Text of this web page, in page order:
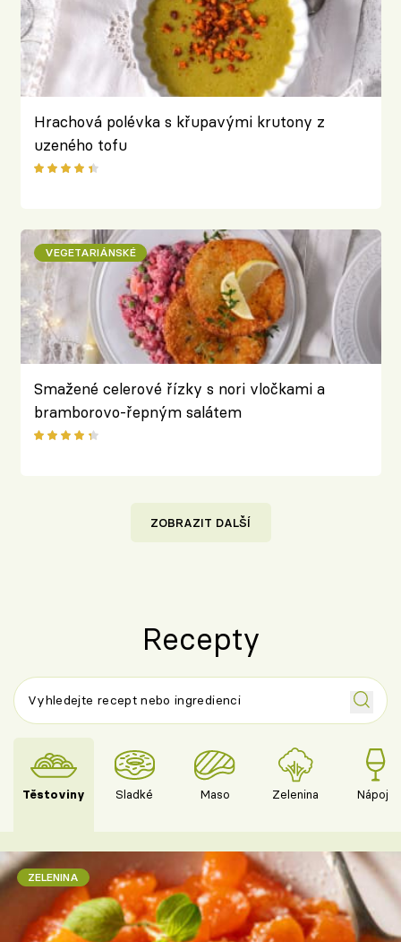
Hrachová polévka s křupavými krutony z
uzeného tofu
VEGETARIÁNSKÉ
Smažené celerové řízky s nori vločkami a
bramborovo-řepným salátem
ZOBRAZIT DALŠÍ
Recepty
Těstoviny Sladké Maso Zelenina Nápoje
ZELENINA